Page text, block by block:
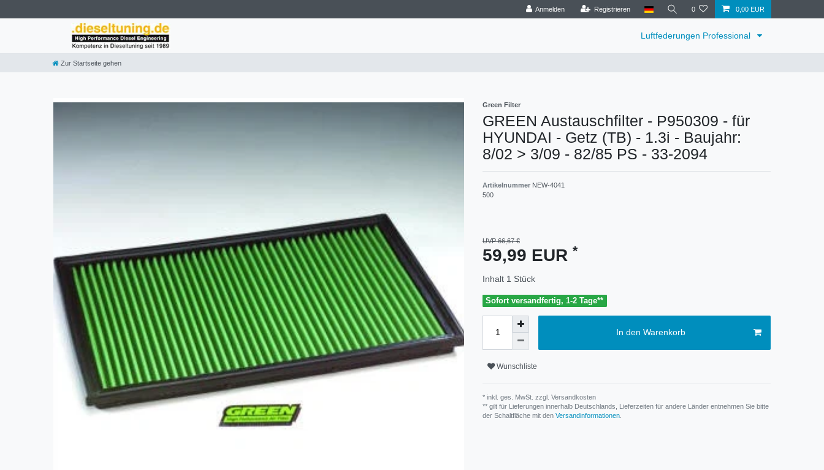
Anmelden Registrieren 0 0,00 EUR
Luftfederungen Professional
Zur Startseite gehen
Green Filter
GREEN Austauschfilter - P950309 - für
HYUNDAI - Getz (TB) - 1.3i - Baujahr:
8/02 > 3/09 - 82/85 PS - 33-2094
Artikelnummer NEW-4041
500
UVP 66,67 €
59,99 EUR *
Inhalt 1 Stück
Sofort versandfertig, 1-2 Tage**
In den Warenkorb
Wunschliste
* inkl. ges. MwSt. zzgl. Versandkosten
** gilt für Lieferungen innerhalb Deutschlands, Lieferzeiten für andere Länder entnehmen Sie bitte
der Schaltfläche mit den Versandinformationen